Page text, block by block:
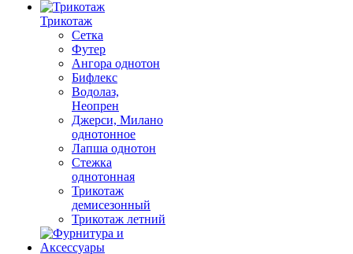
Трикотаж
Сетка
Футер
Ангора однотон
Бифлекс
Водолаз,
Неопрен
Джерси, Милано
однотонное
Лапша однотон
Стежка
однотонная
Трикотаж
демисезонный
Трикотаж летний